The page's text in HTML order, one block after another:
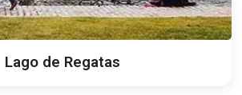
Lago de Regatas